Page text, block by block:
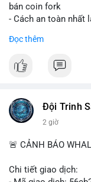
bán coin fork
- Cách an toàn nhất
-#binancesquare
$btc
📰 Nguồn: CoinDesk
Đọc thêm
Đội Trinh
2 giờ
🚨 CẢNH BÁO
Chi tiết giao dịch: